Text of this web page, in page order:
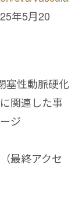
年5月20
塞性動脈硬化
関連した事
ジ
（最終アクセ